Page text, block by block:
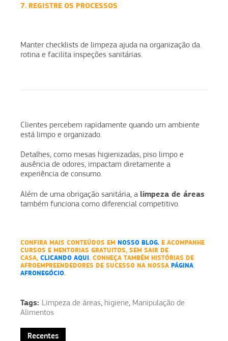
7. REGISTRE OS PROCESSOS
Manter checklists de limpeza ajuda na organização da
rotina e facilita inspeções sanitárias.
Clientes percebem rapidamente quando um ambiente
está limpo e organizado.
Detalhes, como mesas higienizadas, piso limpo e
ausência de odores, impactam diretamente a
experiência de consumo.
Além de uma obrigação sanitária, a limpeza de áreas
também funciona como diferencial competitivo.
CONFIRA MAIS CONTEÚDOS EM NOSSO BLOG. E ACOMPANHE
CURSOS E MENTORIAS GRATUITOS, SEM SAIR DE
CASA, CLICANDO AQUI. CONHEÇA TAMBÉM HISTÓRIAS DE
AFROEMPREENDEDORES DE SUCESSO NA NOSSA PÁGINA
AFRONEGÓCIO.
Tags: Limpeza de áreas, higiene, Manipulação de
Alimentos
Recentes